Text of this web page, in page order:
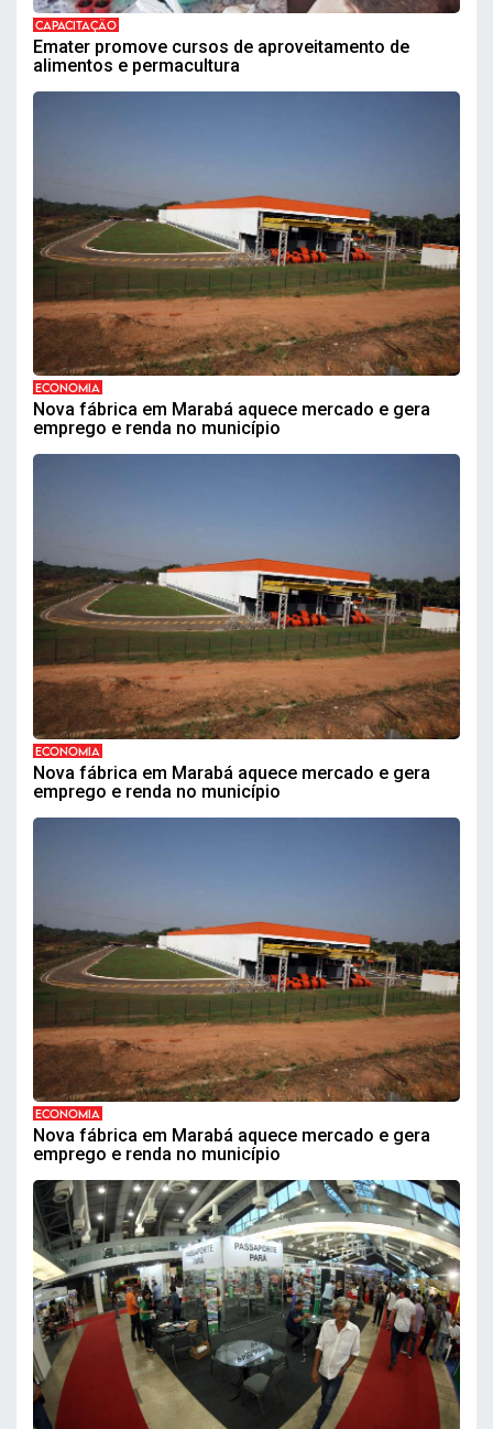
CAPACITAÇÃO
Emater promove cursos de aproveitamento de
alimentos e permacultura
ECONOMIA
Nova fábrica em Marabá aquece mercado e gera
emprego e renda no município
ECONOMIA
Nova fábrica em Marabá aquece mercado e gera
emprego e renda no município
ECONOMIA
Nova fábrica em Marabá aquece mercado e gera
emprego e renda no município